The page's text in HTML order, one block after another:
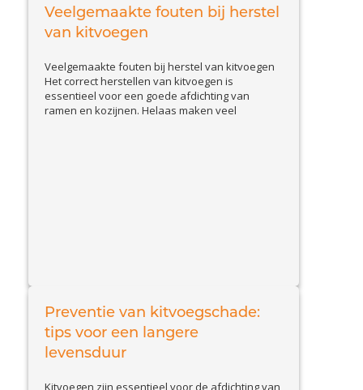
hoe u schade door slakken herkent en welke
effectieve...View Article
Veelgemaakte fouten bij herstel
van kitvoegen
Veelgemaakte fouten bij herstel van kitvoegen
Het correct herstellen van kitvoegen is
essentieel voor een goede afdichting van
ramen en kozijnen. Helaas maken veel
Preventie van kitvoegschade:
tips voor een langere
levensduur
Kitvoegen zijn essentieel voor de afdichting van